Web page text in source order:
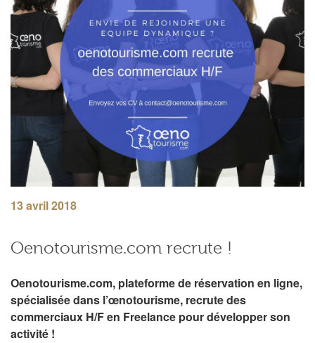
13 avril 2018
Oenotourisme.com recrute !
Oenotourisme.com, plateforme de réservation en ligne,
spécialisée dans l’œnotourisme, recrute des
commerciaux H/F en Freelance pour développer son
activité !